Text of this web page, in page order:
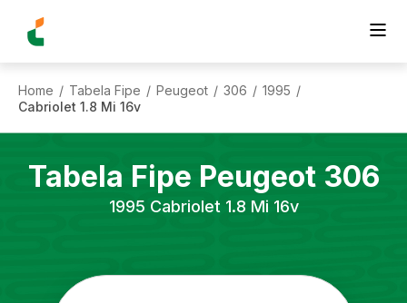
Home / Tabela Fipe / Peugeot / 306 / 1995 /
Cabriolet 1.8 Mi 16v
Tabela Fipe Peugeot 306
1995 Cabriolet 1.8 Mi 16v